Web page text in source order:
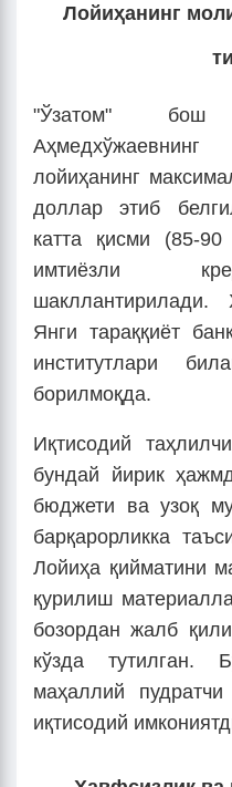
Лойиҳанинг
"Ўзатом" бош
лойиҳанинг
доллар этиб
катта қисми (85-
имтиёзли
Янги тараққиёт
институтлари
борилмоқда.
Иқтисодий
бундай йирик
бюджети ва узоқ
барқарорликка
Лойиҳа қийматини
қурилиш
бозордан жалб
кўзда тутилган.
маҳаллий
иқтисодий